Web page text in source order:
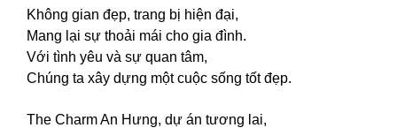
Không gian đẹp, trang bị hiện đại,
Mang lại sự thoải mái cho gia đình.
Với tình yêu và sự quan tâm,
Chúng ta xây dựng một cuộc sống tốt đẹp.
The Charm An Hưng, dự án tương lai,